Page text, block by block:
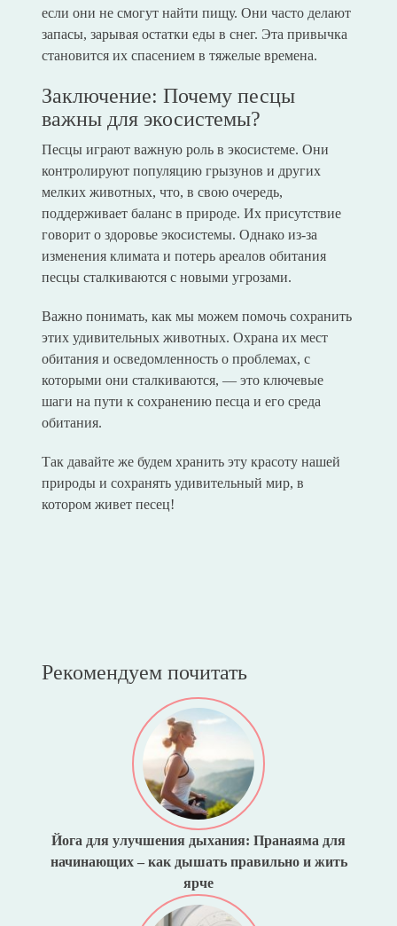
если они не смогут найти пищу. Они часто делают
запасы, зарывая остатки еды в снег. Эта привычка
становится их спасением в тяжелые времена.
Заключение: Почему песцы
важны для экосистемы?
Песцы играют важную роль в экосистеме. Они
контролируют популяцию грызунов и других
мелких животных, что, в свою очередь,
поддерживает баланс в природе. Их присутствие
говорит о здоровье экосистемы. Однако из-за
изменения климата и потерь ареалов обитания
песцы сталкиваются с новыми угрозами.
Важно понимать, как мы можем помочь сохранить
этих удивительных животных. Охрана их мест
обитания и осведомленность о проблемах, с
которыми они сталкиваются, — это ключевые
шаги на пути к сохранению песца и его среда
обитания.
Так давайте же будем хранить эту красоту нашей
природы и сохранять удивительный мир, в
котором живет песец!
Рекомендуем почитать
Йога для улучшения дыхания: Пранаяма для
начинающих – как дышать правильно и жить
ярче